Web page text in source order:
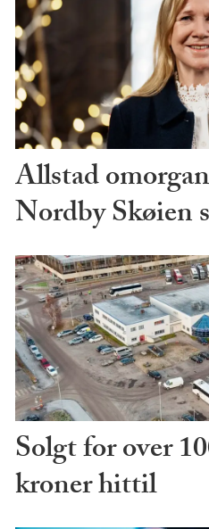
Allstad
Nordby Skøien
Solgt for over
kroner hittil